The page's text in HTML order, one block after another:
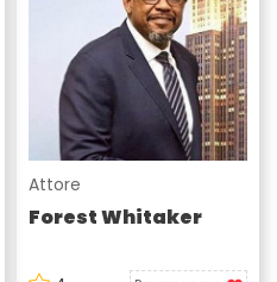
Attore
Forest Whitaker